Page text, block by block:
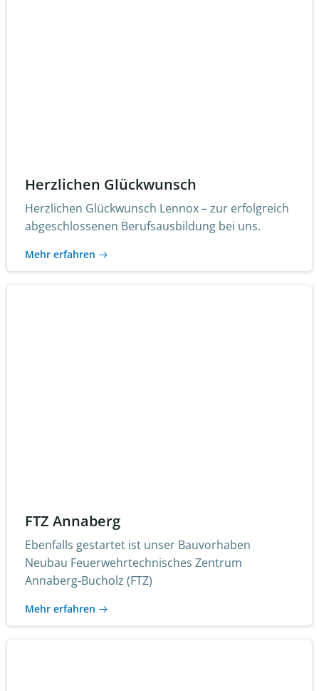
Herzlichen Glückwunsch
Herzlichen Glückwunsch Lennox – zur erfolgreich
abgeschlossenen Berufsausbildung bei uns.
Mehr erfahren
FTZ Annaberg
Ebenfalls gestartet ist unser Bauvorhaben
Neubau Feuerwehrtechnisches Zentrum
Annaberg-Bucholz (FTZ)
Mehr erfahren